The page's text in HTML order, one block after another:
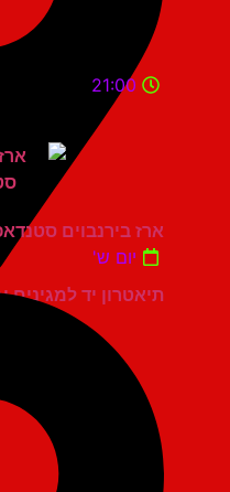
תיאטרון יד למגינים יגור
21:00
ארז בירנבוים סטנדאפ
יום ש'